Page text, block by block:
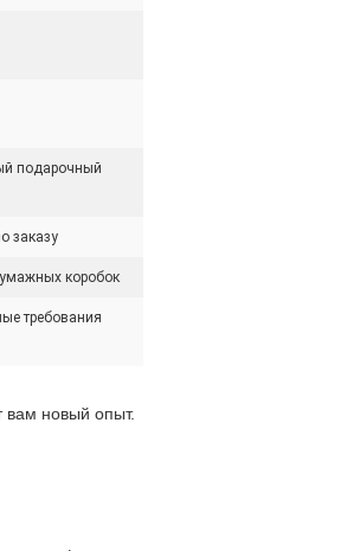
подарочный
заказу
коробок
требования
вам новый опыт.